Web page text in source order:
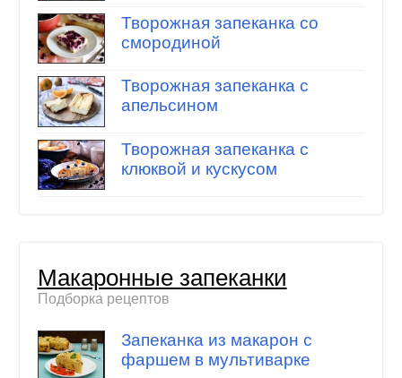
Творожная запеканка со
смородиной
Творожная запеканка с
апельсином
Творожная запеканка с
клюквой и кускусом
Макаронные запеканки
Подборка рецептов
Запеканка из макарон с
фаршем в мультиварке